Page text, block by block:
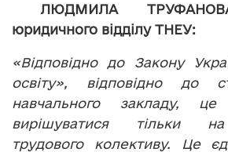
ЛЮДМИЛА
юридичного відділу ТНЕУ:
«Відповідно до Закону
освіту», відповідно до
навчального закладу,
вирішуватися тільки
трудового колективу. Це